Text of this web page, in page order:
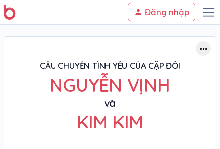
Đăng nhập
CÂU CHUYỆN TÌNH YÊU CỦA CẶP ĐÔI
NGUYỄN VỊNH
và
KIM KIM